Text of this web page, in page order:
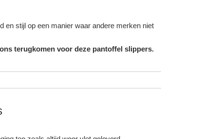
en stijl op een manier waar andere merken niet
terugkomen voor deze pantoffel slippers.